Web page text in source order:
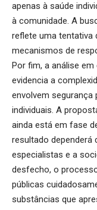
apenas à saúde
à comunidade. A
reflete uma tentativa
mecanismos de
Por fim, a análise
evidencia a
envolvem segurança
individuais. A
ainda está em fase
resultado dependerá
especialistas e a
desfecho, o
públicas
substâncias que